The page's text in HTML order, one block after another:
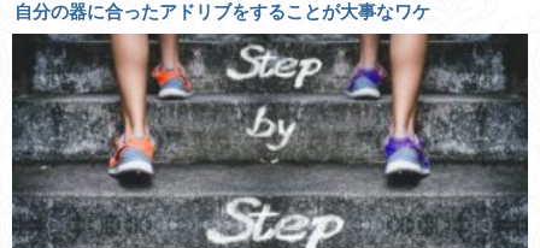
自分の器に合ったアドリブをすることが大事なワケ